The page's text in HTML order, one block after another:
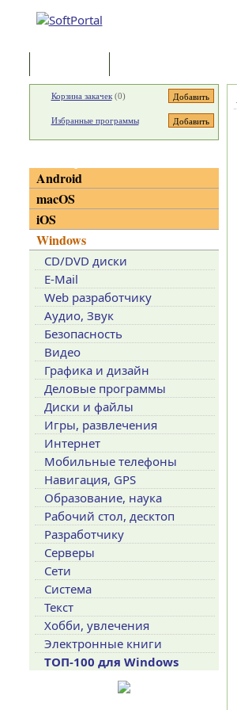
Корзина закачек(0)
Избранные программы
Android
macOS
iOS
Windows
CD/DVD диски
E-Mail
Web разработчику
Аудио, Звук
Безопасность
Видео
Графика и дизайн
Деловые программы
Диски и файлы
Игры, развлечения
Интернет
Мобильные телефоны
Навигация, GPS
Образование, наука
Рабочий стол, десктоп
Разработчику
Серверы
Сети
Система
Текст
Хобби, увлечения
Электронные книги
ТОП-100 для Windows